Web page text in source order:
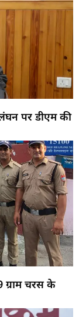
पर डीएम की
ग्राम चरस के